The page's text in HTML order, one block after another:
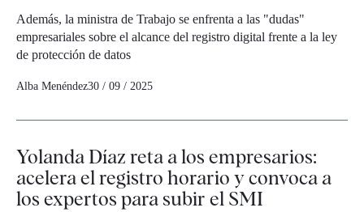
Además, la ministra de Trabajo se enfrenta a las "dudas"
empresariales sobre el alcance del registro digital frente a la ley
de protección de datos
Alba Menéndez30 / 09 / 2025
Yolanda Díaz reta a los empresarios:
acelera el registro horario y convoca a
los expertos para subir el SMI